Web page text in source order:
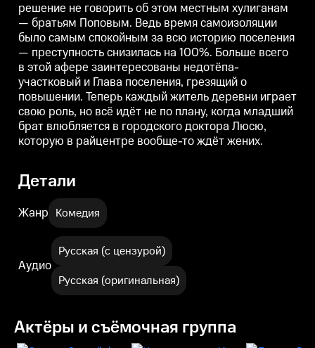
повышении. Теперь каждый
житель деревни играет свою
роль, но всё идёт не по плану,
когда младший брат
влюбляется в городского
доктора Люсю, которую в
райцентре вообще-то ждёт
жених.
повышении. Теперь каждый
житель деревни играет свою
роль, но всё идёт не по плану,
когда младший брат
влюбляется в городского
доктора Люсю, которую в
райцентре вообще-то ждёт
жених.
решение не говорить об этом местным хулиганам
— братьям Поповым. Ведь время самоизоляции
было самым спокойным за всю историю поселения
— преступность снизилась на 100%. Больше всего
в этой афере заинтересованы недотёпа-
участковый и Глава поселения, грезящий о
повышении. Теперь каждый житель деревни играет
свою роль, но всё идёт не по плану, когда младший
брат влюбляется в городского доктора Люсю,
которую в райцентре вообще-то ждёт жених.
Детали
Жанр Комедия
Аудио
Русская (с цензурой)
Русская (оригинальная)
Актёры и съёмочная группа